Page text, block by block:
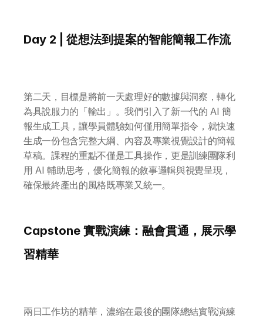
Day 2 | 從想法到提案的智能簡報工作流
第二天，目標是將前一天處理好的數據與洞察，轉化
為具說服力的「輸出」。我們引入了新一代的 AI 簡
報生成工具，讓學員體驗如何僅用簡單指令，就快速
生成一份包含完整大綱、內容及專業視覺設計的簡報
草稿。課程的重點不僅是工具操作，更是訓練團隊利
用 AI 輔助思考，優化簡報的敘事邏輯與視覺呈現，
確保最終產出的風格既專業又統一。
Capstone 實戰演練：融會貫通，展示學
習精華
兩日工作坊的精華，濃縮在最後的團隊總結實戰演練